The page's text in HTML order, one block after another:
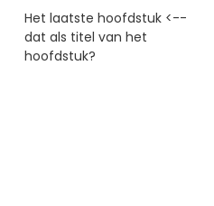
Het laatste hoofdstuk <--
dat als titel van het
hoofdstuk?